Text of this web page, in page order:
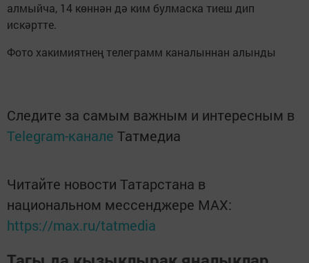
алмыйча, 14 көннән дә ким булмаска тиеш дип
искәртте.
Фото хакимиятнең телеграмм каналыннан алынды
Следите за самым важным и интересным в
Telegram-канале Татмедиа
Читайте новости Татарстана в
национальном мессенджере MАХ:
https://max.ru/tatmedia